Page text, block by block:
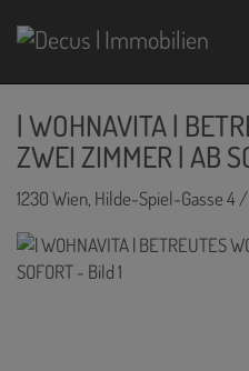
| WOHNAVITA |
ZWEI ZIMMER | AB
1230 Wien, Hilde-Spiel-Gasse 4